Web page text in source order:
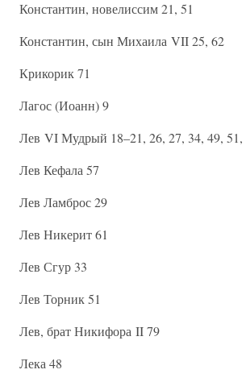
Константин, новелиссим 21, 51
Константин, сын Михаила VII 25, 62
Крикорик 71
Лагос (Иоанн) 9
Лев VI Мудрый 18–21, 26, 27, 34, 49, 51,
Лев Кефала 57
Лев Ламброс 29
Лев Никерит 61
Лев Сгур 33
Лев Торник 51
Лев, брат Никифора II 79
Лека 48